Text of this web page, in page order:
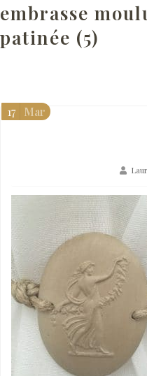
embrasse
patinée (5)
17 Mar